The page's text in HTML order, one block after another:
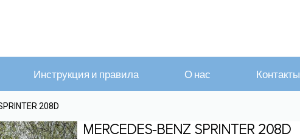
Инструкция и правила О нас Контакты
208D
MERCEDES-BENZ SPRINTER 208D